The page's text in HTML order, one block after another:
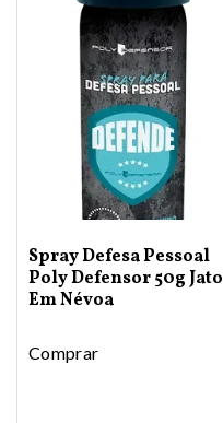
Spray Defesa Pessoal
Poly Defensor 50g Jato
Em Névoa
Comprar